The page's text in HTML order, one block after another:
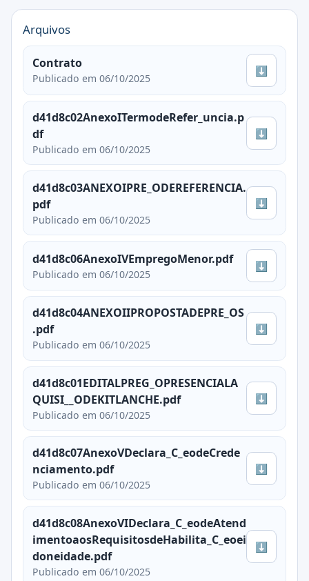
Arquivos
Contrato
Publicado em 06/10/2025
⬇
d41d8c02AnexoITermodeRefer_uncia.p
df
Publicado em 06/10/2025
⬇
d41d8c03ANEXOIPRE_ODEREFERENCIA.
pdf
Publicado em 06/10/2025
⬇
d41d8c06AnexoIVEmpregoMenor.pdf
Publicado em 06/10/2025
⬇
d41d8c04ANEXOIIPROPOSTADEPRE_OS
.pdf
Publicado em 06/10/2025
⬇
d41d8c01EDITALPREG_OPRESENCIALA
QUISI__ODEKITLANCHE.pdf
Publicado em 06/10/2025
⬇
d41d8c07AnexoVDeclara_C_eodeCrede
nciamento.pdf
Publicado em 06/10/2025
⬇
d41d8c08AnexoVIDeclara_C_eodeAtend
imentoaosRequisitosdeHabilita_C_eoei
doneidade.pdf
Publicado em 06/10/2025
⬇